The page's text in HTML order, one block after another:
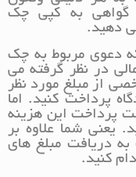
گواهی به کپی چک
دهید.
دعوی مربوط به چک
در نظر گرفته می
از مبلغ مورد نظر
پرداخت کنید. اما
پرداخت این هزینه
یعنی شما علاوه بر
دریافت مبلغ های
کنید.